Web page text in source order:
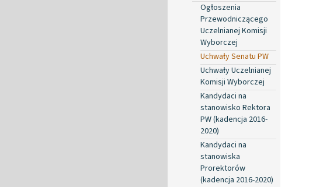
Ogłoszenia
Przewodniczącego
Uczelnianej Komisji
Wyborczej
Uchwały Senatu PW
Uchwały Uczelnianej
Komisji Wyborczej
Kandydaci na
stanowisko Rektora
PW (kadencja 2016-
2020)
Kandydaci na
stanowiska
Prorektorów
(kadencja 2016-2020)